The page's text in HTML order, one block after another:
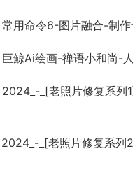
用命令6-图片融合-制
鲸Ai绘画-禅语小和尚-
_[老照片修复系列
_[老照片修复系列